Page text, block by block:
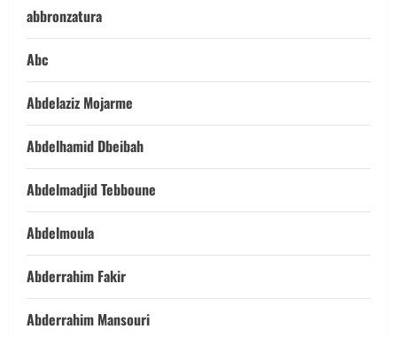
abbronzatura
Abc
Abdelaziz Mojarme
Abdelhamid Dbeibah
Abdelmadjid Tebboune
Abdelmoula
Abderrahim Fakir
Abderrahim Mansouri